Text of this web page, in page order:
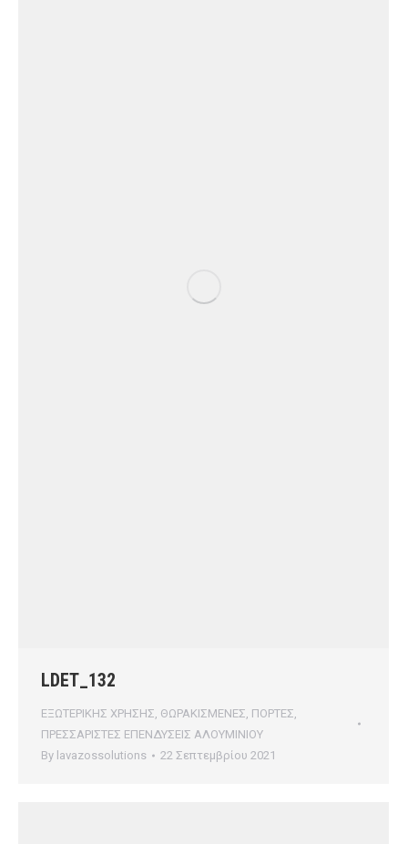
LDET_132
ΕΞΩΤΕΡΙΚΗΣ ΧΡΗΣΗΣ, ΘΩΡΑΚΙΣΜΕΝΕΣ, ΠΟΡΤΕΣ,
ΠΡΕΣΣΑΡΙΣΤΕΣ ΕΠΕΝΔΥΣΕΙΣ ΑΛΟΥΜΙΝΙΟΥ
By lavazossolutions 22 Σεπτεμβρίου 2021